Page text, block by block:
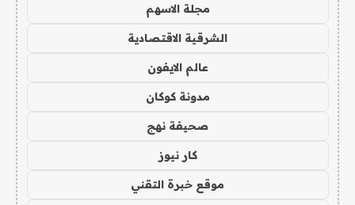
مجلة الاسهم
الشرقية الاقتصادية
عالم الايفون
مدونة كوكان
صحيفة نهج
كار نيوز
موقع خبرة التقني